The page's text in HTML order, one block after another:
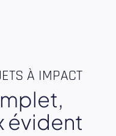
À IMPACT
évident